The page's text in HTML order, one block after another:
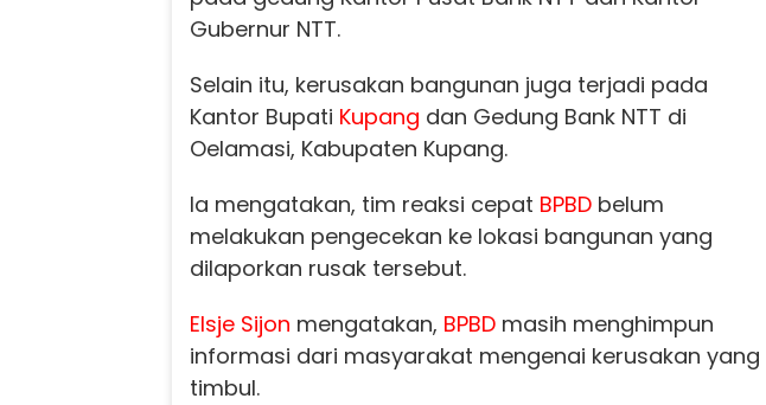
Gubernur NTT.
Selain itu, kerusakan bangunan juga terjadi pada
Kantor Bupati Kupang dan Gedung Bank NTT di
Oelamasi, Kabupaten Kupang.
Ia mengatakan, tim reaksi cepat BPBD belum
melakukan pengecekan ke lokasi bangunan yang
dilaporkan rusak tersebut.
Elsje Sijon mengatakan, BPBD masih menghimpun
informasi dari masyarakat mengenai kerusakan yang
timbul.